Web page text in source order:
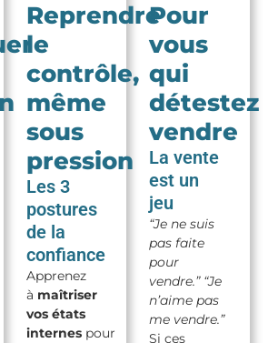
Pour
vous
qui
détestez
vendre
La vente
est un
jeu
“Je ne suis
pas faite
pour
vendre.” “Je
n’aime pas
me vendre.”
Si ces
Reprendre
le
contrôle,
même
sous
pression
Les 3
postures
de la
confiance
Apprenez
à maîtriser
vos états
internespour